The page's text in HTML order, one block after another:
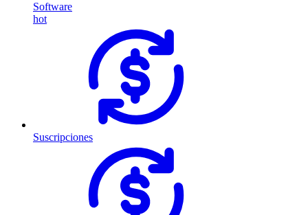
Software
hot
Suscripciones